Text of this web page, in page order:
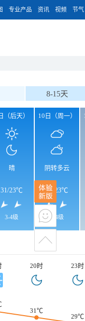
专业产品 资讯 视频 节气
8-15天
（后天）
晴
31/23℃
3-4级
10日（周一）
阴转多云
32 23℃
3-4级
20时 23时
31℃
29℃